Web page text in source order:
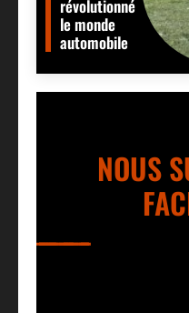
révolutionné
le monde
automobile
NOUS